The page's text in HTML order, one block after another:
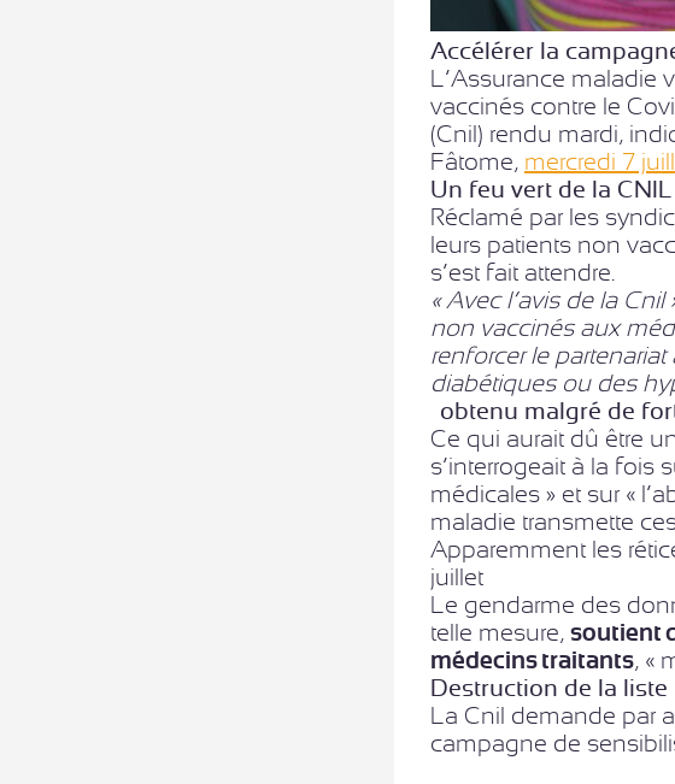
Accélérer la
L’Assurance maladie
vaccinés contre le
(Cnil) rendu mardi,
Fâtome, mercredi 7
Un feu vert de la CNIL …
Réclamé par les
leurs patients non
s’est fait attendre.
« Avec l’avis de la Cnil
non vaccinés aux
renforcer le
diabétiques ou des
…obtenu malgré de
Ce qui aurait dû être
s’interrogeait à la fois
médicales » et sur «
maladie transmette
Apparemment les
juillet
Le gendarme des
telle mesure, soutient
médecins traitants, «
Destruction de la
La Cnil demande par
campagne de